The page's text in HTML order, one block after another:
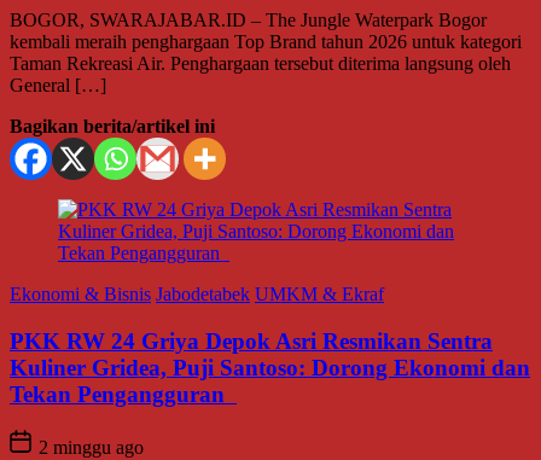
BOGOR, SWARAJABAR.ID – The Jungle Waterpark Bogor
kembali meraih penghargaan Top Brand tahun 2026 untuk kategori
Taman Rekreasi Air. Penghargaan tersebut diterima langsung oleh
General […]
Bagikan berita/artikel ini
Ekonomi & Bisnis Jabodetabek UMKM & Ekraf
PKK RW 24 Griya Depok Asri Resmikan Sentra
Kuliner Gridea, Puji Santoso: Dorong Ekonomi dan
Tekan Pengangguran
2 minggu ago